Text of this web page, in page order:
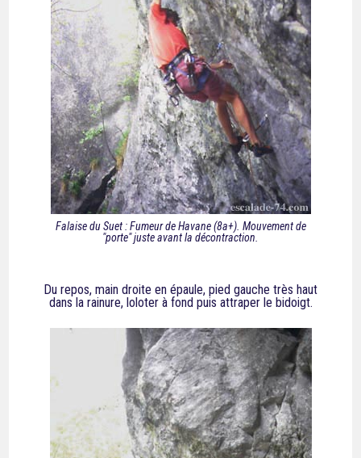
Falaise du Suet : Fumeur de Havane (8a+). Mouvement de
"porte" juste avant la décontraction.
Du repos, main droite en épaule, pied gauche très haut
dans la rainure, loloter à fond puis attraper le bidoigt.